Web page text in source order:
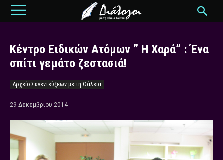
Κέντρο Ειδικών Ατόμων ” Η Χαρά” : Ένα
σπίτι γεμάτο ζεστασιά!
Αρχείο Συνεντεύξεων με τη Θάλεια
29 Δεκεμβρίου 2014